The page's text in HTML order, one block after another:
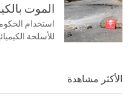
الموت
استخدام
للأسلحة
الأكثر مشاهدة